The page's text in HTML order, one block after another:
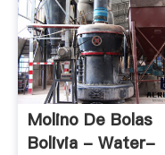
Molino De Bolas
Bolivia - Water-